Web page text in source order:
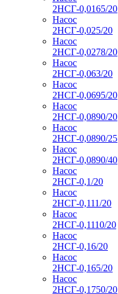
2НСГ-0,0165/20
Насос
2НСГ-0,025/20
Насос
2НСГ-0,0278/20
Насос
2НСГ-0,063/20
Насос
2НСГ-0,0695/20
Насос
2НСГ-0,0890/20
Насос
2НСГ-0,0890/25
Насос
2НСГ-0,0890/40
Насос
2НСГ-0,1/20
Насос
2НСГ-0,111/20
Насос
2НСГ-0,1110/20
Насос
2НСГ-0,16/20
Насос
2НСГ-0,165/20
Насос
2НСГ-0,1750/20